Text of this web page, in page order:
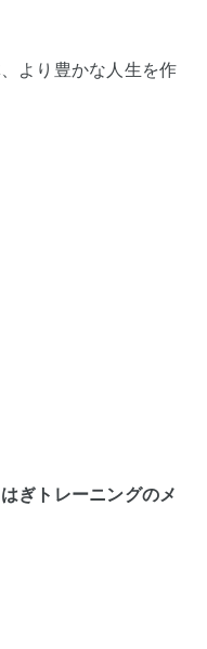
より豊かな人生を作
ぎトレーニングのメ